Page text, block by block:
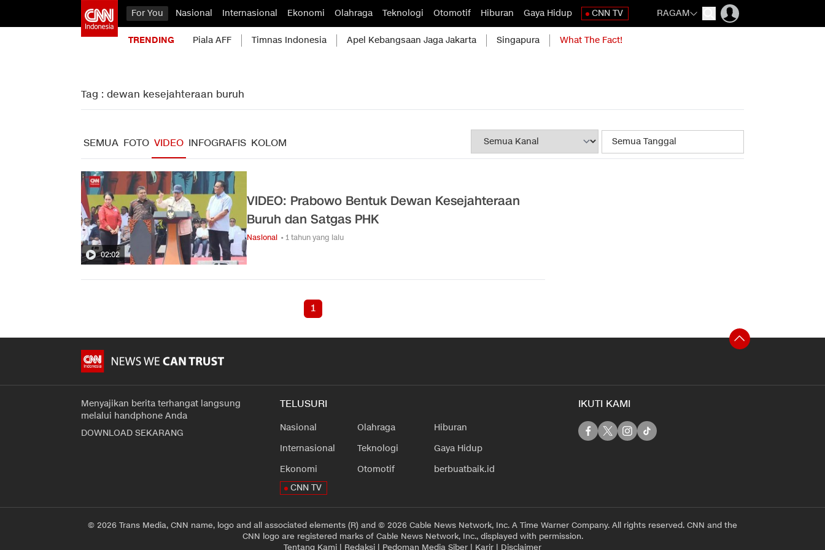
For You Nasional Internasional Ekonomi Olahraga Teknologi Otomotif Hiburan Gaya Hidup CNN TV RAGAM
TRENDING Piala AFF Timnas Indonesia Apel Kebangsaan Jaga Jakarta Singapura What The Fact!
Tag : dewan kesejahteraan buruh
SEMUA FOTO VIDEO INFOGRAFIS KOLOM
02:02
VIDEO: Prabowo Bentuk Dewan Kesejahteraan
Buruh dan Satgas PHK
Nasional • 1 tahun yang lalu
1
Menyajikan berita terhangat langsung
melalui handphone Anda
DOWNLOAD SEKARANG
TELUSURI
Nasional
Internasional
Ekonomi
Olahraga
Teknologi
Otomotif
Hiburan
Gaya Hidup
berbuatbaik.id
CNN TV
IKUTI KAMI
© 2026 Trans Media, CNN name, logo and all associated elements (R) and © 2026 Cable News Network, Inc. A Time Warner Company. All rights reserved. CNN and the
CNN logo are registered marks of Cable News Network, Inc., displayed with permission.
Tentang Kami | Redaksi | Pedoman Media Siber | Karir | Disclaimer